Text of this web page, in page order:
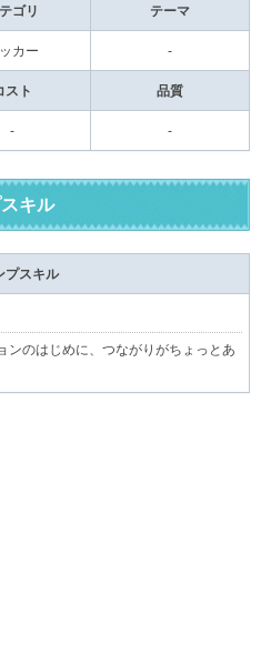
ゴリ テーマ
カー -
スト 品質
- -
キル
プスキル
ンのはじめに、つながりがちょっとあ